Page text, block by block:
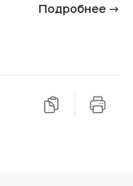
Подробнее →